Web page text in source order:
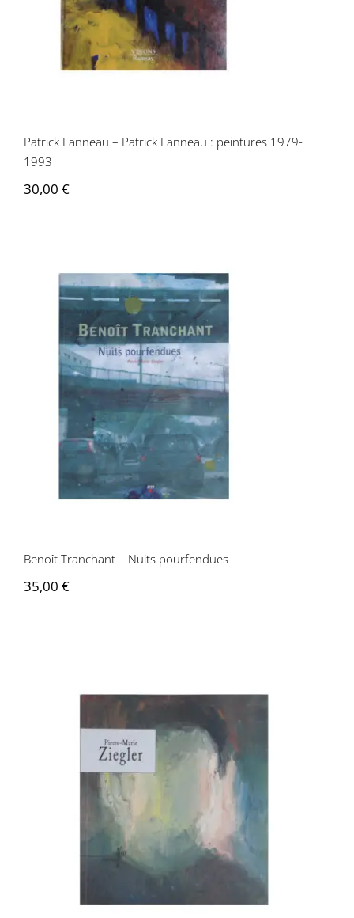
Patrick Lanneau – Patrick Lanneau : peintures 1979-
1993
30,00 €
Benoît Tranchant – Nuits pourfendues
Benoît Tranchant – Nuits pourfendues
35,00 €
Bernard Goy, Pierre-Marie Ziegler –
Pierre-Marie Ziegler